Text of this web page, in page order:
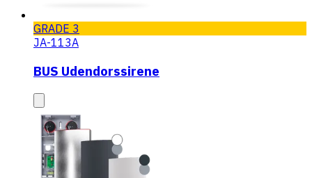
GRADE 3
JA-113A
BUS Udendorssirene